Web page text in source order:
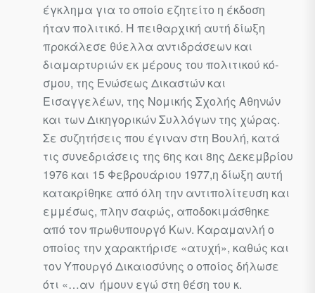
έγκλημα για το οποίο εζητείτο η έκδοση
ήταν πολιτικό. Η πειθαρχική αυτή δίωξη
προκάλεσε θύελλα αντιδράσεων και
διαμαρτυριών εκ μέρους του πολιτικού κό­
σμου, της Ενώσεως Δικαστών και
Εισαγγελέων, της Νομικής Σχολής Αθηνών
και των Δικηγορικών Συλλόγων της χώρας.
Σε συζητήσεις που έγιναν στη Βουλή, κατά
τις συνεδριάσεις της 6ης και 8ης Δεκεμβρίου
1976 και 15 Φεβρουάριου 1977,η δίωξη αυτή
κατακρίθηκε από όλη την αντιπολίτευση και
εμμέσως, πλην σαφώς, αποδοκιμάσθηκε
από τον πρωθυπουργό Κων. Καραμανλή ο
οποίος την χαρακτήρισε «ατυχή», καθώς και
τον Υπουργό Δικαιοσύνης ο οποίος δήλωσε
ότι «…αν ήμουν εγώ στη θέση του κ.